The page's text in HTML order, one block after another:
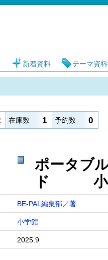
市図書館 蔵書検索・予約システ
新着資料 テーマ資料
在庫数 1 予約数 0
ポータブ
ド 小
BE-PAL編集部／著
小学館
2025.9